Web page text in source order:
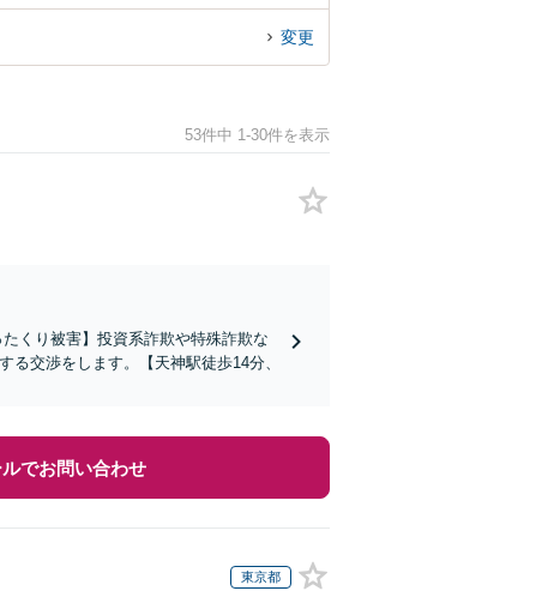
変更
53件中 1-30件を表示
くり被害】投資系詐欺や特殊詐欺な
交渉をします。【天神駅徒歩14分、
ルでお問い合わせ
東京都